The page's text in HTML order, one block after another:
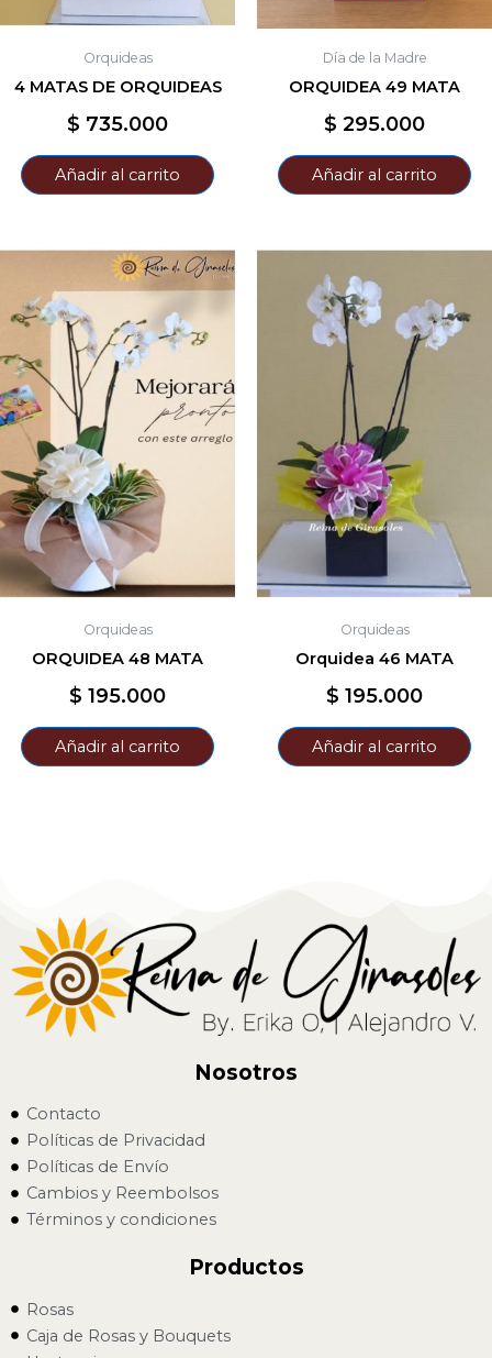
Orquideas
4 MATAS DE ORQUIDEAS
$ 735.000
Añadir al carrito
Día de la Madre
ORQUIDEA 49 MATA
$ 295.000
Añadir al carrito
Orquideas
ORQUIDEA 48 MATA
$ 195.000
Añadir al carrito
Orquideas
Orquidea 46 MATA
$ 195.000
Añadir al carrito
Nosotros
Contacto
Políticas de Privacidad
Políticas de Envío
Cambios y Reembolsos
Términos y condiciones
Productos
Rosas
Caja de Rosas y Bouquets